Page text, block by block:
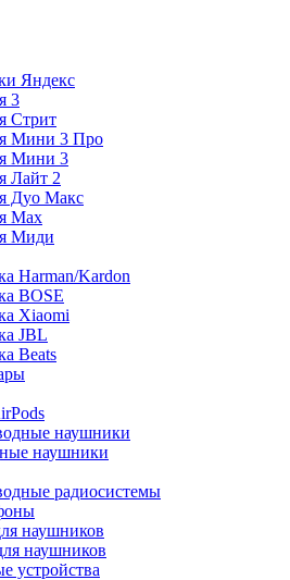
Яндекс
3
Стрит
Мини 3 Про
Мини 3
Лайт 2
Дуо Макс
Max
Миди
Harman/Kardon
BOSE
Xiaomi
JBL
Beats
наушники
наушники
радиосистемы
наушников
наушников
устройства